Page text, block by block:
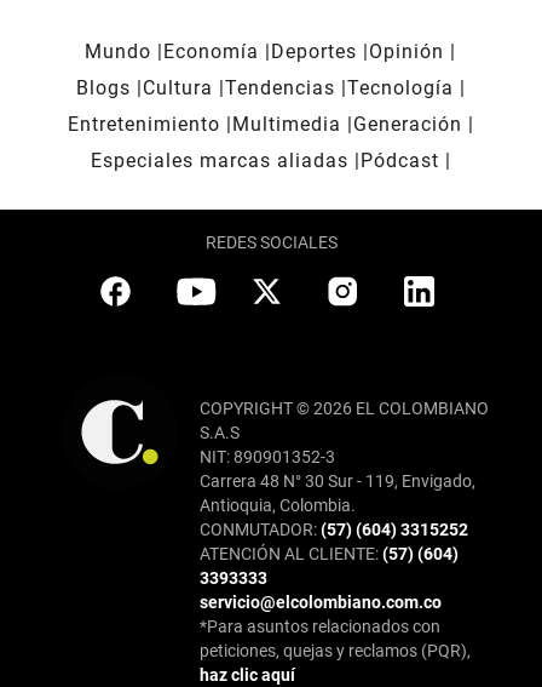
Mundo Economía Deportes
Opinión
Blogs
Cultura Tendencias Tecnología
Entretenimiento
Multimedia
Generación
Especiales marcas aliadas
Pódcast
REDES SOCIALES
COPYRIGHT © 2026 EL COLOMBIANO
S.A.S
NIT: 890901352-3
Carrera 48 N° 30 Sur - 119, Envigado,
Antioquia, Colombia.
CONMUTADOR:(57) (604) 3315252
ATENCIÓN AL CLIENTE:(57) (604)
3393333
servicio@elcolombiano.com.co
*Para asuntos relacionados con
peticiones, quejas y reclamos (PQR),
haz clic aquí